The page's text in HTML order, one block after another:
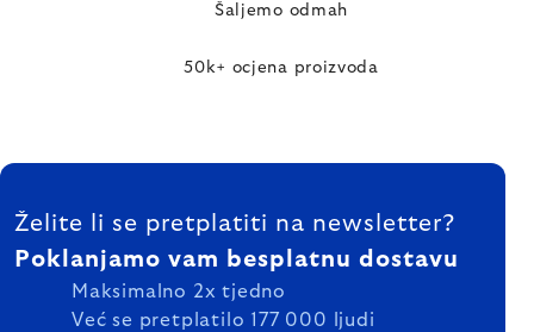
Šaljemo odmah
50k+ ocjena proizvoda
FOOTER
Želite li se pretplatiti na newsletter?
Poklanjamo vam besplatnu dostavu
Maksimalno 2x tjedno
Već se pretplatilo 177 000 ljudi